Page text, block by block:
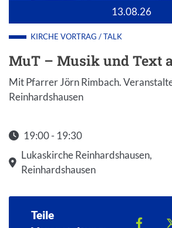
13.08.26
KIRCHE VORTRAG / TALK
MuT – Musik und Text
Mit Pfarrer Jörn Rimbach.
Reinhardshausen
19:00 - 19:30
Startzeit: 19:00
Lukaskirche Reinhardshausen,
Reinhardshausen
Teile